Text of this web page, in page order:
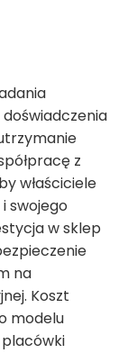
z
właściciele
swojego
w sklep
na
Koszt
modelu